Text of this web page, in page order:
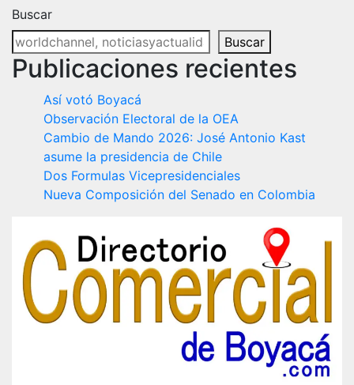
Buscar
Buscar
Publicaciones recientes
Así votó Boyacá
Observación Electoral de la OEA
Cambio de Mando 2026: José Antonio Kast
asume la presidencia de Chile
Dos Formulas Vicepresidenciales
Nueva Composición del Senado en Colombia